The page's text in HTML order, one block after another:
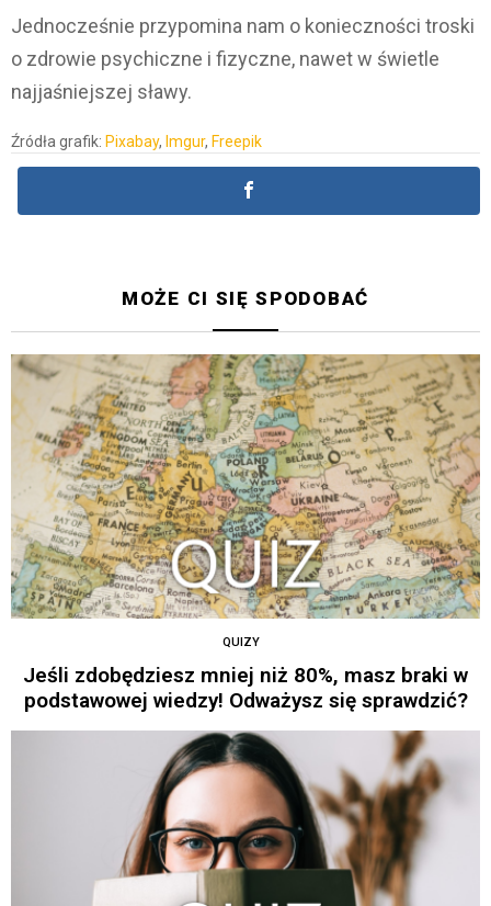
Jednocześnie przypomina nam o konieczności troski
o zdrowie psychiczne i fizyczne, nawet w świetle
najjaśniejszej sławy.
Źródła grafik: Pixabay, Imgur, Freepik
MOŻE CI SIĘ SPODOBAĆ
QUIZY
Jeśli zdobędziesz mniej niż 80%, masz braki w
podstawowej wiedzy! Odważysz się sprawdzić?